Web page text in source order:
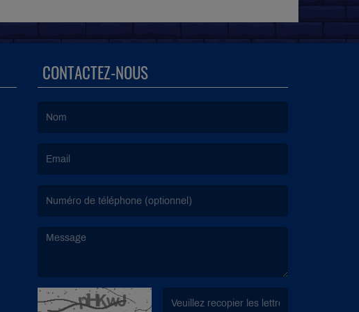
CONTACTEZ-NOUS